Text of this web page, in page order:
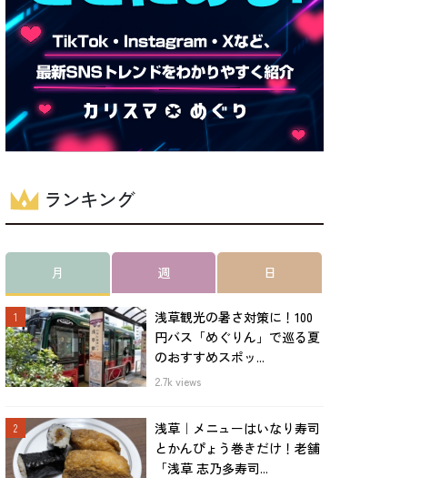
ランキング
月 週 日
浅草観光の暑さ対策に！100
円バス「めぐりん」で巡る夏
のおすすめスポッ...
2.7k views
浅草｜メニューはいなり寿司
とかんぴょう巻きだけ！老舗
「浅草 志乃多寿司...